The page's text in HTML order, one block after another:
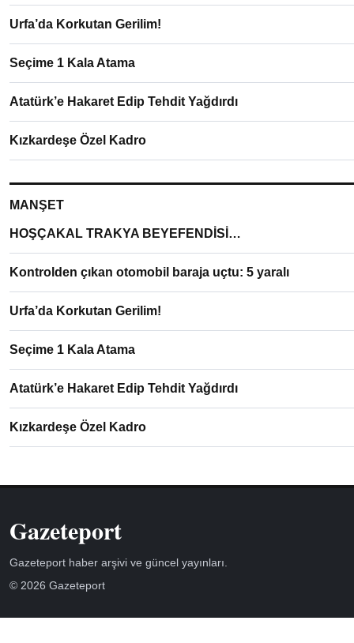
Urfa’da Korkutan Gerilim!
Seçime 1 Kala Atama
Atatürk’e Hakaret Edip Tehdit Yağdırdı
Kızkardeşe Özel Kadro
MANŞET
HOŞÇAKAL TRAKYA BEYEFENDİSİ…
Kontrolden çıkan otomobil baraja uçtu: 5 yaralı
Urfa’da Korkutan Gerilim!
Seçime 1 Kala Atama
Atatürk’e Hakaret Edip Tehdit Yağdırdı
Kızkardeşe Özel Kadro
Gazeteport
Gazeteport haber arşivi ve güncel yayınları.
© 2026 Gazeteport